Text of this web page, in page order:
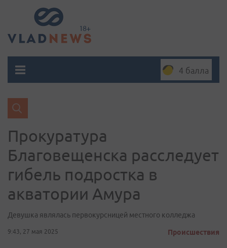
4 балла
Прокуратура
Благовещенска расследует
гибель подростка в
акватории Амура
Девушка являлась первокурсницей местного колледжа
9:43, 27 мая 2025 Происшествия